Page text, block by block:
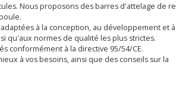
Nous proposons des barres d'attelage de
à la conception, au développement et à
qu'aux normes de qualité les plus strictes.
conformément à la directive 95/54/CE.
à vos besoins, ainsi que des conseils sur la